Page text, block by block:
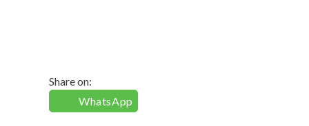
Share on:
WhatsApp